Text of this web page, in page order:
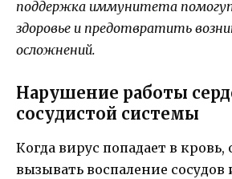
поддержка иммунитета
здоровье и предотвратить
осложнений.
Нарушение работы
сосудистой системы
Когда вирус попадает в
вызывать воспаление